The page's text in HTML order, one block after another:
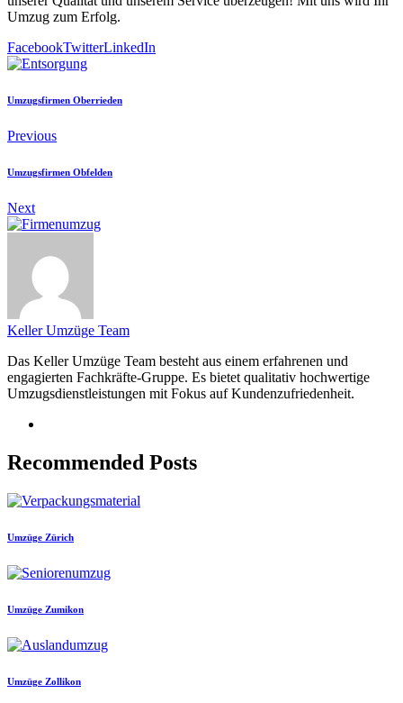
Umzug zum Erfolg.
FacebookTwitterLinkedIn
Umzugsfirmen Oberrieden
Previous
Umzugsfirmen Obfelden
Next
Keller Umzüge Team
Das Keller Umzüge Team besteht aus einem erfahrenen und
engagierten Fachkräfte-Gruppe. Es bietet qualitativ hochwertige
Umzugsdienstleistungen mit Fokus auf Kundenzufriedenheit.
Recommended Posts
Umzüge Zürich
Umzüge Zumikon
Umzüge Zollikon